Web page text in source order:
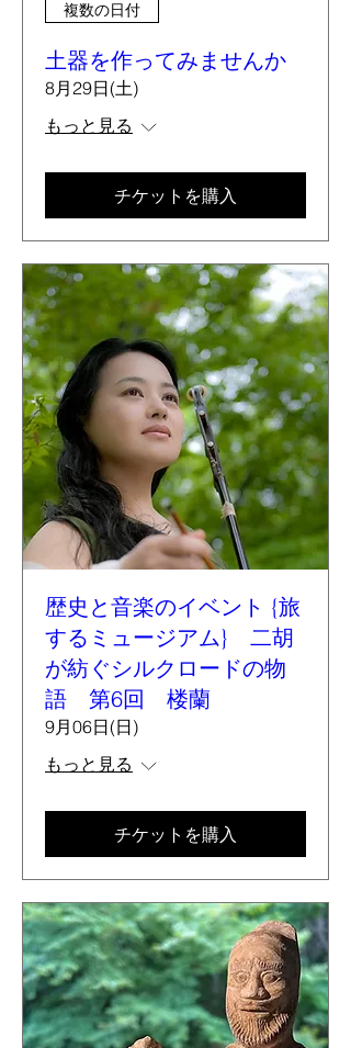
複数の日付
土器を作ってみませんか
8月29日(土)
もっと見る
チケットを購入
歴史と音楽のイベント {旅
するミュージアム} 二胡
が紡ぐシルクロードの物
語 第6回 楼蘭
9月06日(日)
もっと見る
チケットを購入